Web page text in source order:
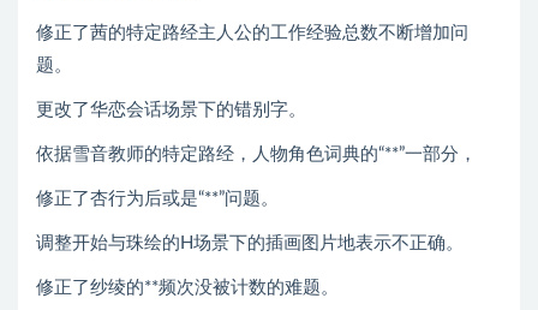
修正了茜的特定路经主人公的工作经验总数不断增加问
题。
更改了华恋会话场景下的错别字。
依据雪音教师的特定路经，人物角色词典的“**”一部分，
修正了杏行为后或是“**”问题。
调整开始与珠绘的H场景下的插画图片地表示不正确。
修正了纱绫的**频次没被计数的难题。